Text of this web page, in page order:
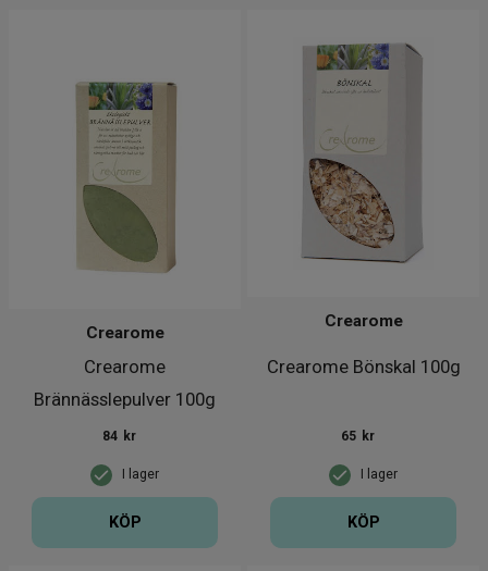
Crearome
Brännässlepulver 100g
EKO
Crearome
I lager
84 kr
KÖP
Crearome Bönskal 100g
Crearome
I lager
65 kr
KÖP